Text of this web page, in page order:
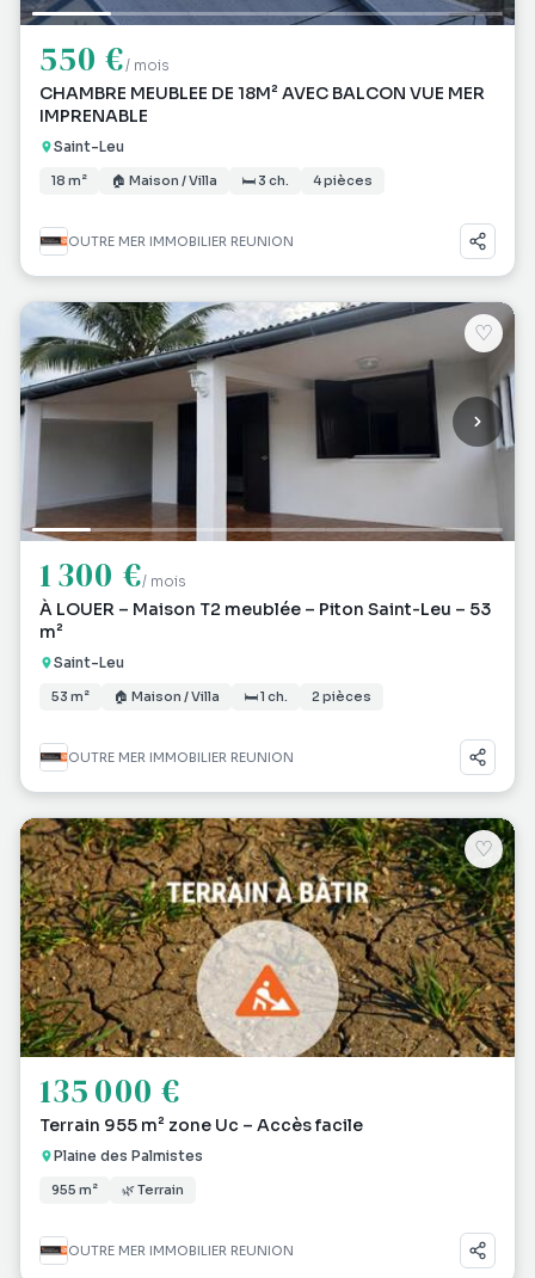
550 €/ mois
CHAMBRE MEUBLEE DE 18M² AVEC BALCON VUE MER
IMPRENABLE
Saint-Leu
18 m² 🏠 Maison / Villa 🛏 3 ch. 4 pièces
OUTRE MER IMMOBILIER REUNION
♡
1 300 €/ mois
À LOUER – Maison T2 meublée – Piton Saint-Leu – 53
m²
Saint-Leu
53 m² 🏠 Maison / Villa 🛏 1 ch. 2 pièces
OUTRE MER IMMOBILIER REUNION
♡
135 000 €
Terrain 955 m² zone Uc – Accès facile
Plaine des Palmistes
955 m² 🌿 Terrain
OUTRE MER IMMOBILIER REUNION